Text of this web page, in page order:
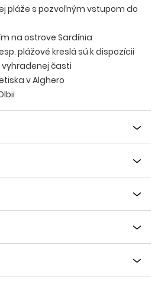
pláže s pozvoľným vstupom do
na ostrove Sardínia
plážové kreslá sú k dispozícii
časti
v Alghero